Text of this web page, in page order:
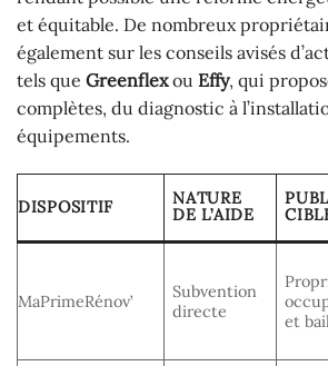
et équitable. De nombreux
également sur les conseils avisés
tels que Greenflexou Effy, qui
complètes, du diagnostic à
équipements.
DISPOSITIF
NATURE
DE L’AIDE
MaPrimeRénov’
Subvention
directe
et